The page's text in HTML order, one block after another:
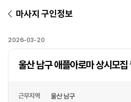
마사지 구인정보
2026-03-20
울산 남구 애플아로마 상시모
근무지역 울산 남구